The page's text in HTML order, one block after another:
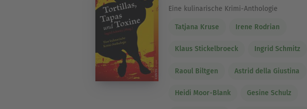
Eine kulinarische Krimi-Anthologie
Tatjana Kruse Irene Rodrian
Klaus Stickelbroeck Ingrid Schmitz
Raoul Biltgen Astrid della Giustina
Heidi Moor-Blank Gesine Schulz